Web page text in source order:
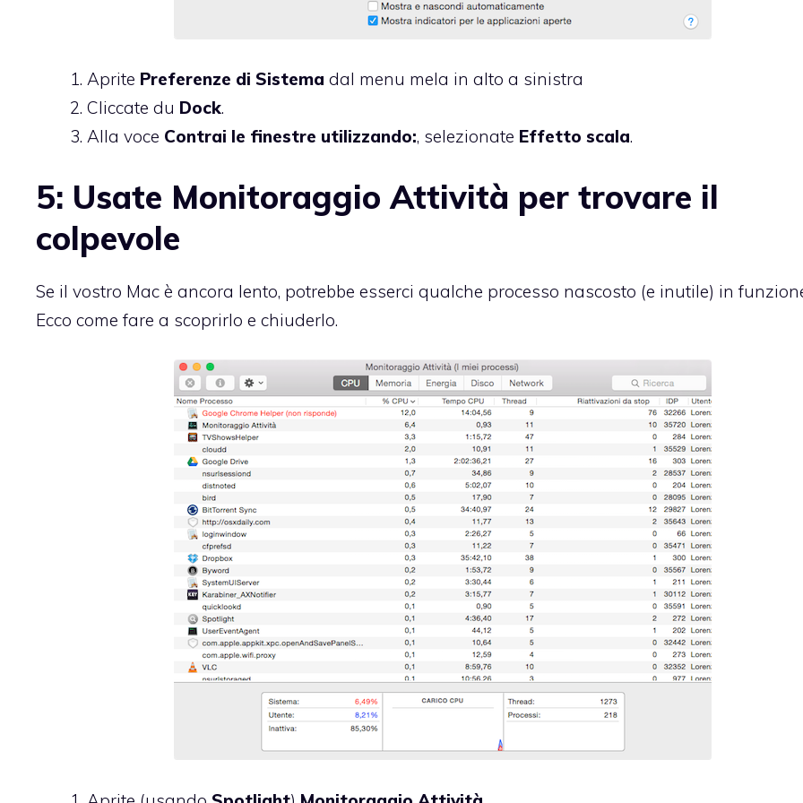
Aprite Preferenze di Sistema dal menu mela in alto a sinistra
Cliccate du Dock.
Alla voce Contrai le finestre utilizzando:, selezionate Effetto scala.
5: Usate Monitoraggio Attività per trovare il
colpevole
Se il vostro Mac è ancora lento, potrebbe esserci qualche processo nascosto (e inutile) in
Ecco come fare a scoprirlo e chiuderlo.